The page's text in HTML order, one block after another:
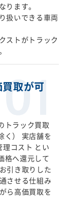
ります。
扱いできる車両
ストがトラック
取が可
トラック買取
く） 実店舗を
コスト とい
格へ還元して
引き取りした
させる仕組み
ら高価買取を